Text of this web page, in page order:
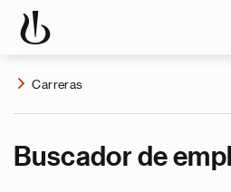
Carreras
Buscador de